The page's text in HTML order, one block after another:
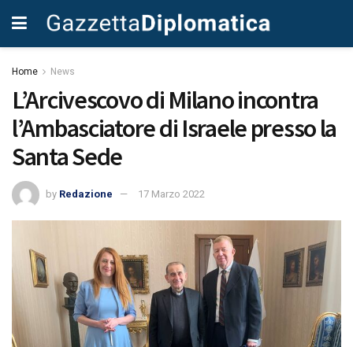
Home News
L’Arcivescovo di Milano incontra
l’Ambasciatore di Israele presso la
Santa Sede
by Redazione 17 Marzo 2022